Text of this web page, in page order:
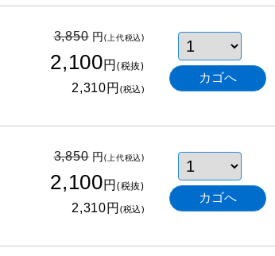
3,850円(上代税込)
2,100円(税抜)
2,310円(税込)
3,850円(上代税込)
2,100円(税抜)
2,310円(税込)